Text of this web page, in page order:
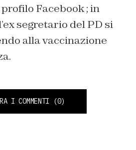
Facebook ; in
segretario del PD si
alla vaccinazione
I COMMENTI (0)